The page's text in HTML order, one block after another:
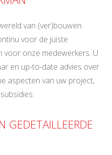
van (ver)bouwen
voor de juiste
voor onze medewerkers. U
en up-to-date advies over
aspecten van uw project,
GEDETAILLEERDE